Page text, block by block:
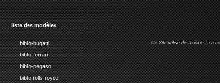
liste des modèles
biblio-bugatti
biblio-ferrari
biblio-pegaso
biblio rolls-royce
Ce Site utilise des cookies, en